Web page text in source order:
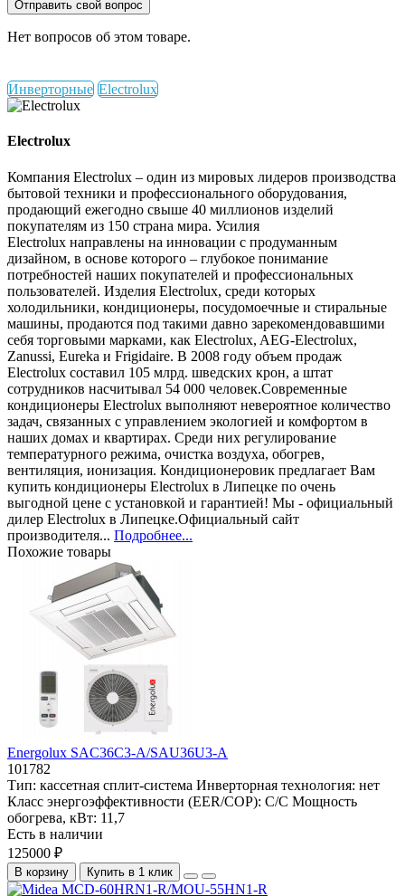
Отправить свой вопрос
Нет вопросов об этом товаре.
Инверторные Electrolux
Electrolux
Компания Electrolux – один из мировых лидеров производства
бытовой техники и профессионального оборудования,
продающий ежегодно свыше 40 миллионов изделий
покупателям из 150 страна мира. Усилия
Electrolux направлены на инновации с продуманным
дизайном, в основе которого – глубокое понимание
потребностей наших покупателей и профессиональных
пользователей. Изделия Electrolux, среди которых
холодильники, кондиционеры, посудомоечные и стиральные
машины, продаются под такими давно зарекомендовавшими
себя торговыми марками, как Electrolux, AEG-Electrolux,
Zanussi, Eureka и Frigidaire. В 2008 году объем продаж
Electrolux составил 105 млрд. шведских крон, а штат
сотрудников насчитывал 54 000 человек.Современные
кондиционеры Electrolux выполняют невероятное количество
задач, связанных с управлением экологией и комфортом в
наших домах и квартирах. Среди них регулирование
температурного режима, очистка воздуха, обогрев,
вентиляция, ионизация. Кондиционеровик предлагает Вам
купить кондиционеры Electrolux в Липецке по очень
выгодной цене с установкой и гарантией! Мы - официальный
дилер Electrolux в Липецке.Официальный сайт
производителя... Подробнее...
Похожие товары
Energolux SAC36С3-A/SAU36U3-A
101782
Тип: кассетная сплит-система Инверторная технология: нет
Класс энергоэффективности (EER/COP): C/C Мощность
обогрева, кВт: 11,7
Есть в наличии
125000 ₽
В корзину Купить в 1 клик